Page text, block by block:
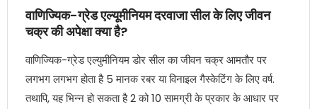
वाणिज्यिक-ग्रेड एल्यूमीनियम दरवाजा सील के लिए जीवन
चक्र की अपेक्षा क्या है?
वाणिज्यिक-ग्रेड एल्युमीनियम डोर सील का जीवन चक्र आमतौर पर
लगभग लगभग होता है 5 मानक रबर या विनाइल गैस्केटिंग के लिए वर्ष.
तथापि, यह भिन्न हो सकता है 2 को 10 सामग्री के प्रकार के आधार पर